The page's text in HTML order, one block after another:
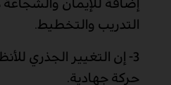
إضافة للإيمان والشجاعة
التدريب والتخطيط.
3-
إن التغيير الجذري
حركة جهادية.